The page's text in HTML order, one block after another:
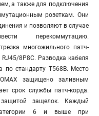
а также для подключения
розеткам. Они
и позволяют в случае
перекоммутацию.
многожильного патч-
8P8C. Разводка кабеля
по стандарту T568B. Место
защищено заливным
срок службы патч-корда.
защелок. Каждый
6 и выше при